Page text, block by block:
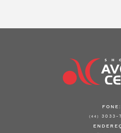
FONE:
(44) 3033-